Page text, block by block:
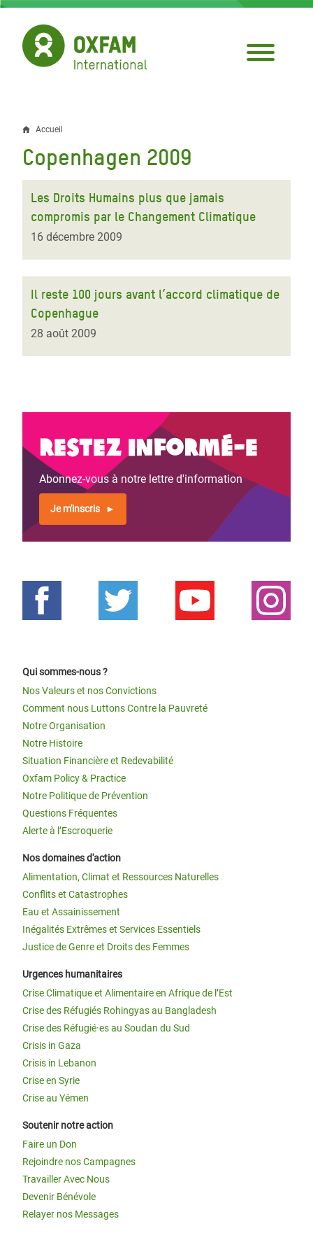
Aller
contenu
principal
Fil
d'Ariane
Accueil
Copenhagen 2009
Les Droits Humains plus que jamais
compromis par le Changement Climatique
16 décembre 2009
Il reste 100 jours avant l’accord climatique de
Copenhague
28 août 2009
Restez informé-e
Abonnez-vous à notre lettre d'information
Je m'inscris
Qui sommes-nous ?
Nos Valeurs et nos Convictions
Comment nous Luttons Contre la Pauvreté
Notre Organisation
Notre Histoire
Situation Financière et Redevabilité
Oxfam Policy & Practice
Notre Politique de Prévention
Questions Fréquentes
Alerte à l’Escroquerie
Nos domaines d'action
Alimentation, Climat et Ressources Naturelles
Conflits et Catastrophes
Eau et Assainissement
Inégalités Extrêmes et Services Essentiels
Justice de Genre et Droits des Femmes
Urgences humanitaires
Crise Climatique et Alimentaire en Afrique de l’Est
Crise des Réfugiés Rohingyas au Bangladesh
Crise des Réfugié·es au Soudan du Sud
Crisis in Gaza
Crisis in Lebanon
Crise en Syrie
Crise au Yémen
Soutenir notre action
Faire un Don
Rejoindre nos Campagnes
Travailler Avec Nous
Devenir Bénévole
Relayer nos Messages